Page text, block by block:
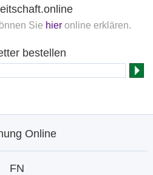
Sie hier online erklären.
bestellen
Online
FN